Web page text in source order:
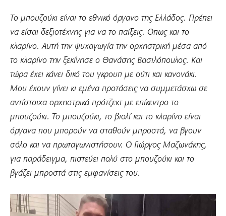
Το μπουζούκι είναι το εθνικό όργανο της Ελλάδος. Πρέπει
να είσαι δεξιοτέχνης για να το παίξεις. Οπως και το
κλαρίνο. Αυτή την ψυχαγωγία την ορχηστρική μέσα από
το κλαρίνο την ξεκίνησε ο Θανάσης Βασιλόπουλος. Και
τώρα έχει κάνει δικό του γκρουπ με ούτι και κανονάκι.
Μου έχουν γίνει κι εμένα προτάσεις να συμμετάσχω σε
αντίστοιχα ορχηστρικά πρότζεκτ με επίκεντρο το
μπουζούκι. Το μπουζούκι, το βιολί και το κλαρίνο είναι
όργανα που μπορούν να σταθούν μπροστά, να βγουν
σόλο και να πρωταγωνιστήσουν. Ο Γιώργος Μαζωνάκης,
για παράδειγμα, πιστεύει πολύ στο μπουζούκι και το
βγάζει μπροστά στις εμφανίσεις του.